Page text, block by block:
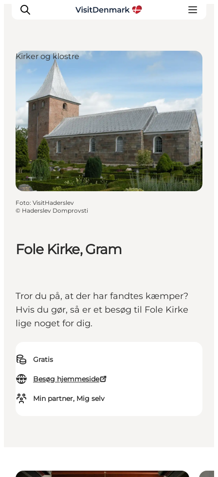
Inspiration
Destinationer
Oplevelser
Overnatning
Planlæg ferien
Fole Kirke, Gram
Tror du på, at der har fandtes kæmper?
Hvis du gør, så er et besøg til Fole Kirke
lige noget for dig.
Gratis
Besøg hjemmeside
Min partner, Mig selv
Kirker og klostre
Foto: VisitHaderslev
© Haderslev Domprovsti